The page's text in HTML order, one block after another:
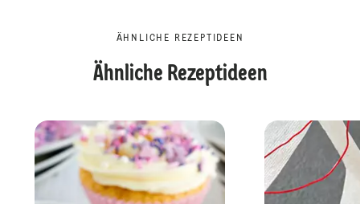
ÄHNLICHE REZEPTIDEEN
Ähnliche Rezeptideen